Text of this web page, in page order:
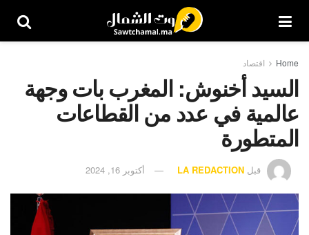
Home اقتصاد
السيد أخنوش: المغرب بات وجهة
عالمية في عدد من القطاعات
المتطورة
قبل LA REDACTION أكتوبر 16, 2024